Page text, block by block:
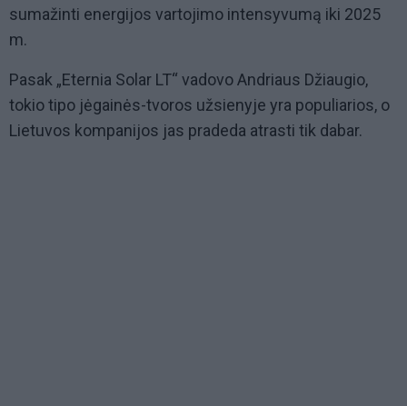
sumažinti energijos vartojimo intensyvumą iki 2025
m.
Pasak „Eternia Solar LT“ vadovo Andriaus Džiaugio,
tokio tipo jėgainės-tvoros užsienyje yra populiarios, o
Lietuvos kompanijos jas pradeda atrasti tik dabar.